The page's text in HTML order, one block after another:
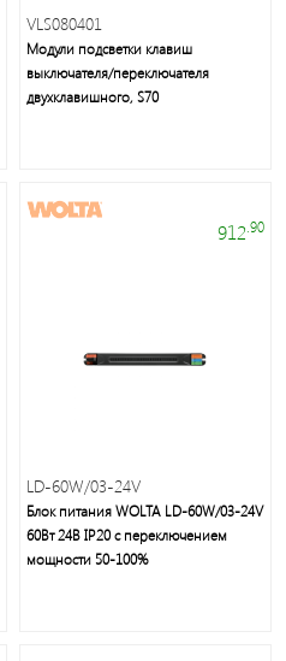
VLS080401
Модули подсветки клавиш
выключателя/переключателя
двухклавишного, S70
912 .90
LD-60W/03-24V
Блок питания WOLTA LD-60W/03-24V
60Вт 24В IP20 с переключением
мощности 50-100%